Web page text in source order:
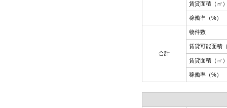
賃貸面積（㎡
稼働率（%）
合計
物件数
賃貸可能面積
賃貸面積（㎡
稼働率（%）